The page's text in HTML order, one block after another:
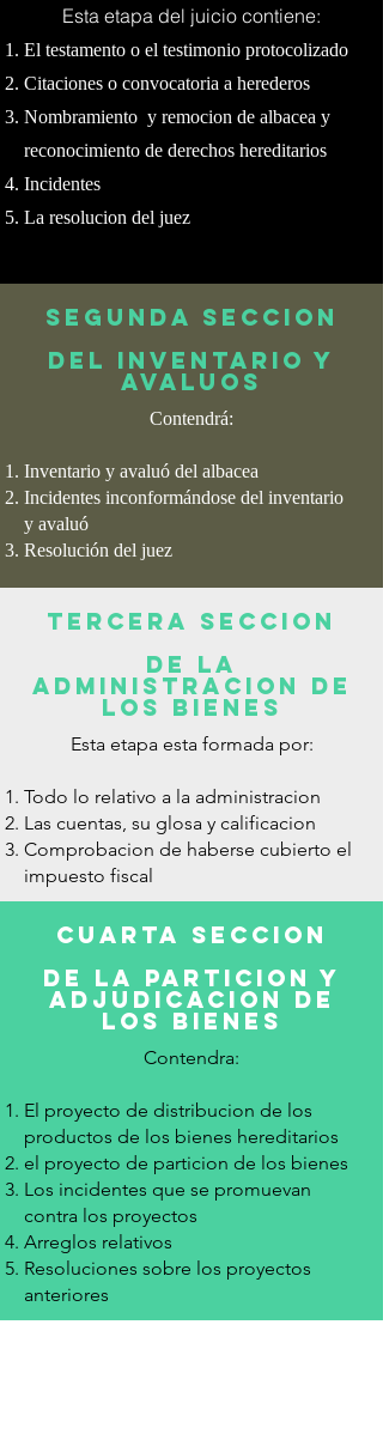
Esta etapa del juicio contiene:
El testamento o el testimonio protocolizado
Citaciones o convocatoria a herederos
Nombramiento y remocion de albacea y
reconocimiento de derechos hereditarios
Incidentes
La resolucion del juez
SEGUNDA SECCION
DEL INVENTARIO Y
AVALUOS
Contendrá:
Inventario y avaluó del albacea
Incidentes inconformándose del inventario
y avaluó
Resolución del juez
TERCERA SECCION
DE LA
ADMINISTRACION DE
LOS BIENES
Esta etapa esta formada por:
Todo lo relativo a la administracion
Las cuentas, su glosa y calificacion
Comprobacion de haberse cubierto el
impuesto fiscal
CUARTA SECCION
DE LA PARTICION Y
ADJUDICACION DE
LOS BIENES
Contendra:
El proyecto de distribucion de los
productos de los bienes hereditarios
el proyecto de particion de los bienes
Los incidentes que se promuevan
contra los proyectos
Arreglos relativos
Resoluciones sobre los proyectos
anteriores